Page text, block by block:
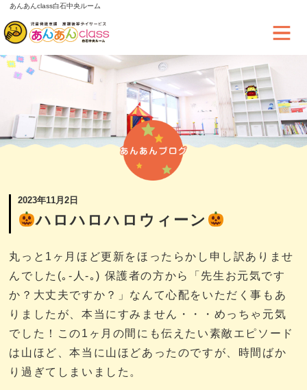
あんあんclass白石中央ルーム
2023年11月2日
ハロハロハロウィーン
丸っと1ヶ月ほど更新をほったらかし申し訳ありませ
んでした(｡-人-｡) 保護者の方から「先生お元気です
か？大丈夫ですか？」なんて心配をいただく事もあ
りましたが、本当にすみません・・・めっちゃ元気
でした！この1ヶ月の間にも伝えたい素敵エピソード
は山ほど、本当に山ほどあったのですが、時間ばか
り過ぎてしまいました。